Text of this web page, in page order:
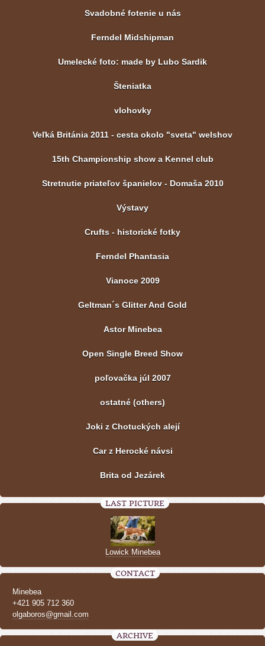
Svadobné fotenie u nás
Ferndel Midshipman
Umelecké foto: made by Lubo Sardik
Šteniatka
vlohovky
Veľká Británia 2011 - cesta okolo "sveta" welshov
15th Championship show a Kennel club
Stretnutie priateľov španielov - Domaša 2010
Výstavy
Crufts - historické fotky
Ferndel Phantasia
Vianoce 2009
Geltman´s Glitter And Gold
Astor Minebea
Open Single Breed Show
poľovačka júl 2007
ostatné (others)
Joki z Chotuckých alejí
Car z Herocké návsi
Brita od Jezárek
LAST PICTURE
Lowick Minebea
CONTACT
Minebea
+421 905 712 360
olgaboros@gmail.com
ARCHIVE